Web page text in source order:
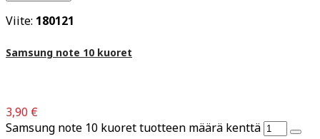
Viite: 180121
Samsung note 10 kuoret
3,90 €
Samsung note 10 kuoret tuotteen määrä kenttä